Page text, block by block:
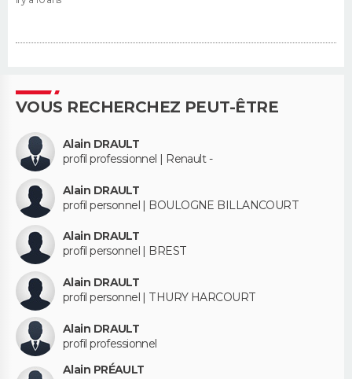
VOUS RECHERCHEZ PEUT-ÊTRE
Alain DRAULT
profil professionnel | Renault -
Alain DRAULT
profil personnel | BOULOGNE BILLANCOURT
Alain DRAULT
profil personnel | BREST
Alain DRAULT
profil personnel | THURY HARCOURT
Alain DRAULT
profil professionnel
Alain PRÉAULT